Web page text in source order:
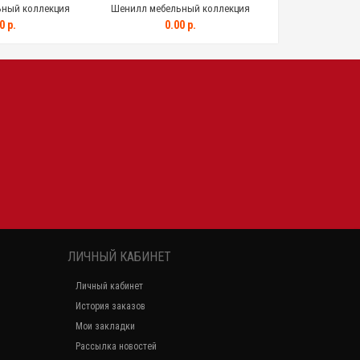
коллекция
3070
р.
Шенилл мебельный коллекция
VICTORY-30EU
0.00 р.
ЛИЧНЫЙ КАБИНЕТ
Личный кабинет
История заказов
Мои закладки
Рассылка новостей